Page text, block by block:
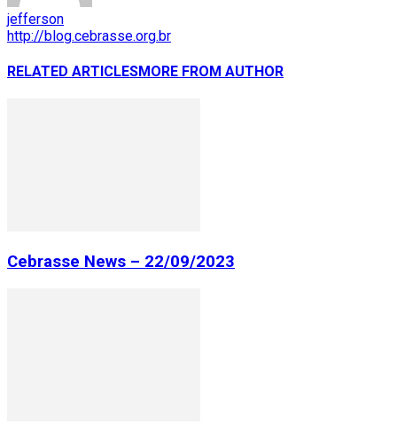
jefferson
http://blog.cebrasse.org.br
RELATED ARTICLESMORE FROM AUTHOR
Cebrasse News – 22/09/2023